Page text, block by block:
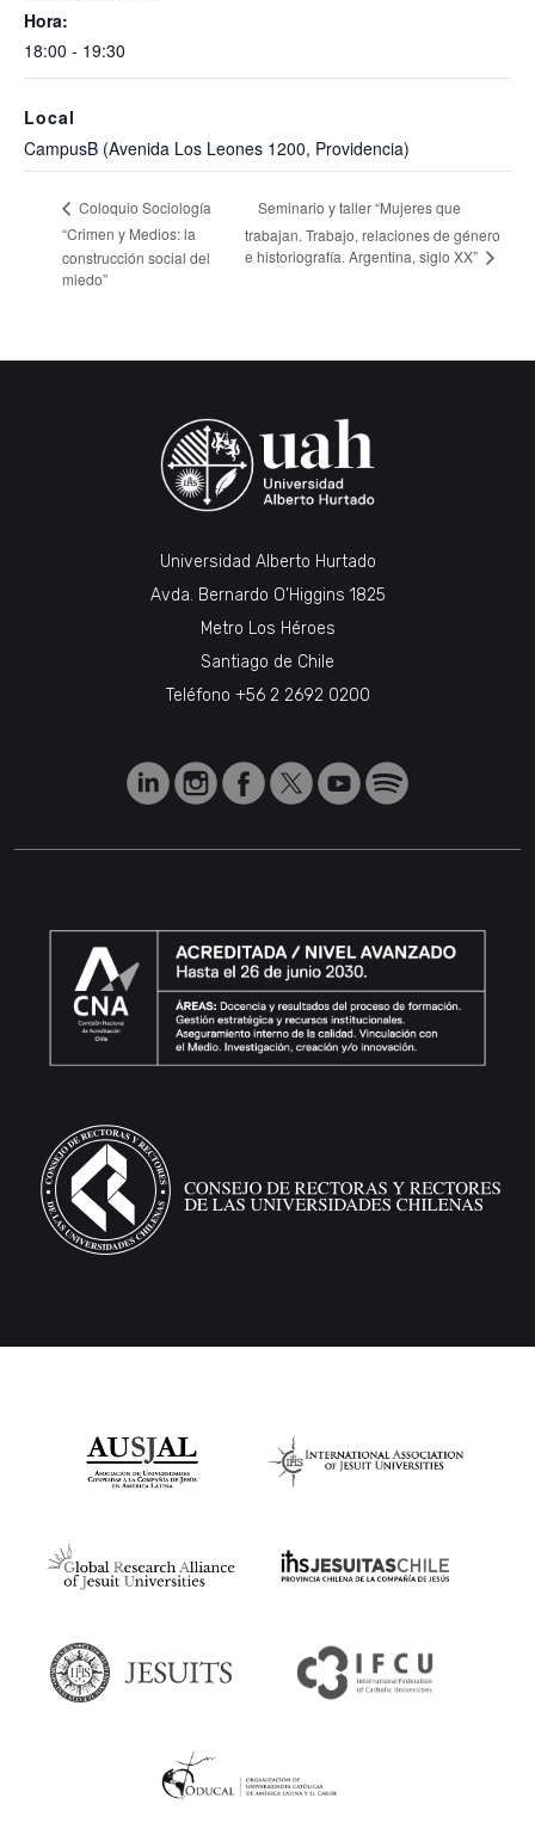
Hora:
18:00 - 19:30
Local
CampusB (Avenida Los Leones 1200, Providencia)
Coloquio Sociología
“Crimen y Medios: la
construcción social del
miedo”
Seminario y taller “Mujeres que
trabajan. Trabajo, relaciones de género
e historiografía. Argentina, siglo XX”
Universidad Alberto Hurtado
Avda. Bernardo O’Higgins 1825
Metro Los Héroes
Santiago de Chile
Teléfono +56 2 2692 0200